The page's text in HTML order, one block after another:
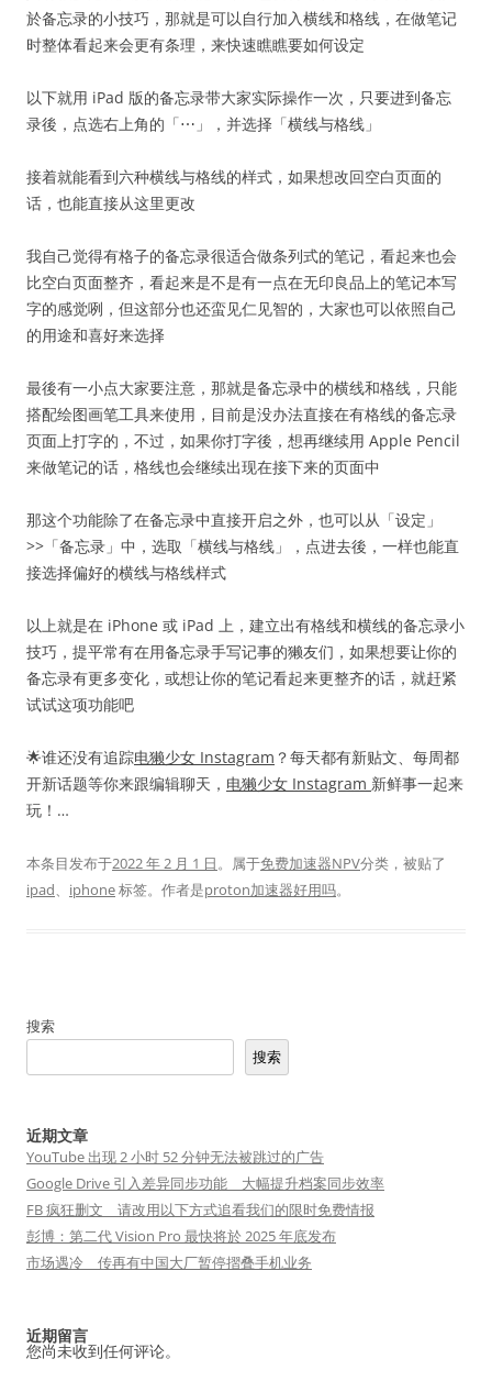
於备忘录的小技巧，那就是可以自行加入横线和格线，在做笔记
时整体看起来会更有条理，来快速瞧瞧要如何设定
以下就用 iPad 版的备忘录带大家实际操作一次，只要进到备忘
录後，点选右上角的「⋯」，并选择「横线与格线」
接着就能看到六种横线与格线的样式，如果想改回空白页面的
话，也能直接从这里更改
我自己觉得有格子的备忘录很适合做条列式的笔记，看起来也会
比空白页面整齐，看起来是不是有一点在无印良品上的笔记本写
字的感觉咧，但这部分也还蛮见仁见智的，大家也可以依照自己
的用途和喜好来选择
最後有一小点大家要注意，那就是备忘录中的横线和格线，只能
搭配绘图画笔工具来使用，目前是没办法直接在有格线的备忘录
页面上打字的，不过，如果你打字後，想再继续用 Apple Pencil
来做笔记的话，格线也会继续出现在接下来的页面中
那这个功能除了在备忘录中直接开启之外，也可以从「设定」
>>「备忘录」中，选取「横线与格线」，点进去後，一样也能直
接选择偏好的横线与格线样式
以上就是在 iPhone 或 iPad 上，建立出有格线和横线的备忘录小
技巧，提平常有在用备忘录手写记事的獭友们，如果想要让你的
备忘录有更多变化，或想让你的笔记看起来更整齐的话，就赶紧
试试这项功能吧
🌟谁还没有追踪电獭少女 Instagram ？每天都有新贴文、每周都
开新话题等你来跟编辑聊天， 电獭少女 Instagram 新鲜事一起来
玩！…
本条目发布于2022 年 2 月 1 日。属于免费加速器NPV分类，被贴了
ipad、 iphone标签。 作者是proton加速器好用吗。
搜索
搜索
近期文章
YouTube 出现 2 小时 52 分钟无法被跳过的广告
Google Drive 引入差异同步功能 大幅提升档案同步效率
FB 疯狂删文 请改用以下方式追看我们的限时免费情报
彭博：第二代 Vision Pro 最快将於 2025 年底发布
市场遇冷 传再有中国大厂暂停摺叠手机业务
近期留言
您尚未收到任何评论。